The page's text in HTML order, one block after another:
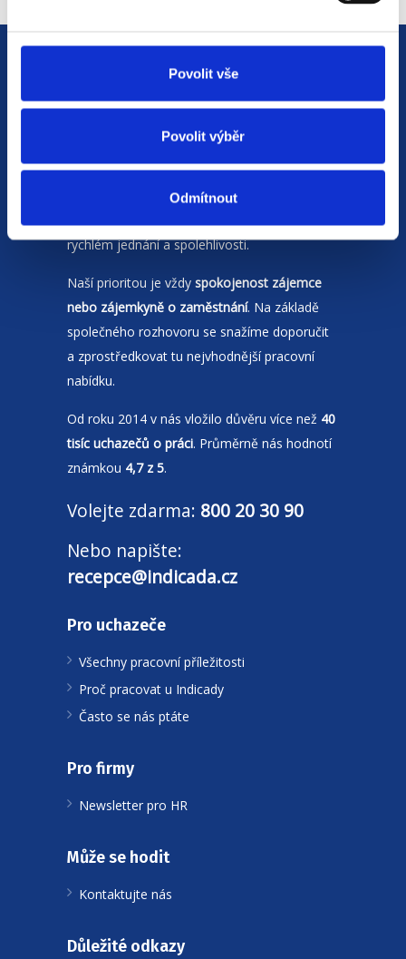
Povolit vše
Povolit výběr
Odmítnout
JsmeHR agenturas pobočkami v
Moravskoslezském krajia Polsku. Zakládáme
rychlém jednání a spolehlivosti.
Naší prioritou je vždy spokojenost zájemce
nebo zájemkyně o zaměstnání. Na základě
společného rozhovoru se snažíme doporučit
a zprostředkovat tu nejvhodnější pracovní
nabídku.
Od roku 2014 v nás vložilo důvěru více než 40
tisíc uchazečů o práci. Průměrně nás hodnotí
známkou 4,7 z 5.
Volejte zdarma: 800 20 30 90
Nebo napište:
recepce@indicada.cz
Pro uchazeče
Všechny pracovní příležitosti
Proč pracovat u Indicady
Často se nás ptáte
Pro firmy
Newsletter pro HR
Může se hodit
Kontaktujte nás
Důležité odkazy